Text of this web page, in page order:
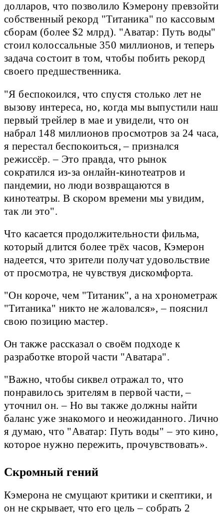
долларов, что позволило Кэмерону превзойти
собственный рекорд "Титаника" по кассовым
сборам (более $2 млрд). "Аватар: Путь воды"
стоил колоссальные 350 миллионов, и теперь
задача состоит в том, чтобы побить рекорд
своего предшественника.
"Я беспокоился, что спустя столько лет не
вызову интереса, но, когда мы выпустили наш
первый трейлер в мае и увидели, что он
набрал 148 миллионов просмотров за 24 часа,
я перестал беспокоиться, – признался
режиссёр. – Это правда, что рынок
сократился из-за онлайн-кинотеатров и
пандемии, но люди возвращаются в
кинотеатры. В скором времени мы увидим,
так ли это".
Что касается продолжительности фильма,
который длится более трёх часов, Кэмерон
надеется, что зрители получат удовольствие
от просмотра, не чувствуя дискомфорта.
"Он короче, чем "Титаник", а на хронометраж
"Титаника" никто не жаловался», – пояснил
свою позицию мастер.
Он также рассказал о своём подходе к
разработке второй части "Аватара".
"Важно, чтобы сиквел отражал то, что
понравилось зрителям в первой части, –
уточнил он. – Но вы также должны найти
баланс уже знакомого и неожиданного. Лично
я думаю, что "Аватар: Путь воды" – это кино,
которое нужно пережить, прочувствовать».
Скромный гений
Кэмерона не смущают критики и скептики, и
он не скрывает, что его цель – собрать 2